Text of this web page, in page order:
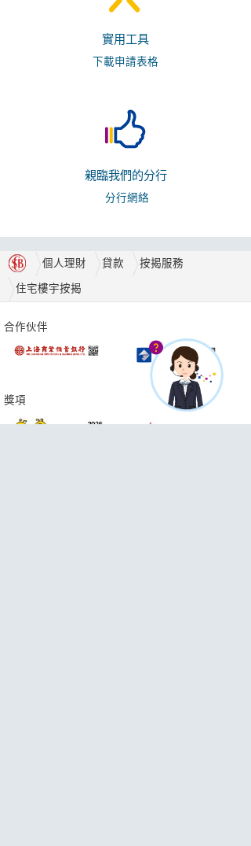
實用工具
下載申請表格
親臨我們的分行
分行網絡
個人理財 貸款 按揭服務
住宅樓宇按揭
合作伙伴
獎項